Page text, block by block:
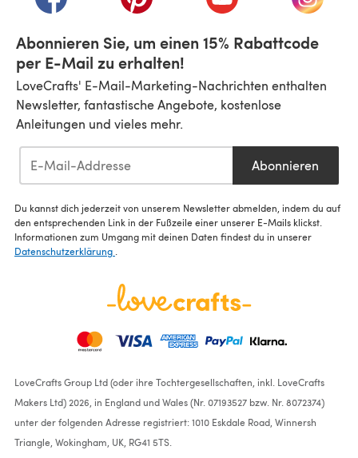
Abonnieren Sie, um einen 15% Rabattcode
per E-Mail zu erhalten!
LoveCrafts' E-Mail-Marketing-Nachrichten enthalten
Newsletter, fantastische Angebote, kostenlose
Anleitungen und vieles mehr.
Abonnieren
Du kannst dich jederzeit von unserem Newsletter abmelden, indem du auf
den entsprechenden Link in der Fußzeile einer unserer E-Mails klickst.
Informationen zum Umgang mit deinen Daten findest du in unserer
Datenschutzerklärung
LoveCrafts Group Ltd (oder ihre Tochtergesellschaften, inkl. LoveCrafts
Makers Ltd) 2026, in England und Wales (Nr. 07193527 bzw. Nr. 8072374)
unter der folgenden Adresse registriert: 1010 Eskdale Road, Winnersh
Triangle, Wokingham, UK, RG41 5TS.